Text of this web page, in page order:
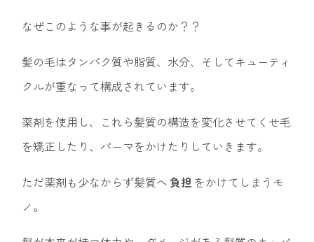
なぜこのような事が起きるのか？？
髪の毛はタンパク質や脂質、水分、そしてキューティ
クルが重なって構成されています。
薬剤を使用し、これら髪質の構造を変化させてくせ毛
を矯正したり、パーマをかけたりしていきます。
ただ薬剤も少なからず髪質へ負担 をかけてしまうモ
ノ。